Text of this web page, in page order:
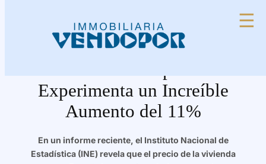
al
contenido
☰
El Precio de la Vivienda
Experimenta un Increíble
Aumento del 11%
En un informe reciente, el Instituto Nacional de
Estadística (INE) revela que el precio de la vivienda